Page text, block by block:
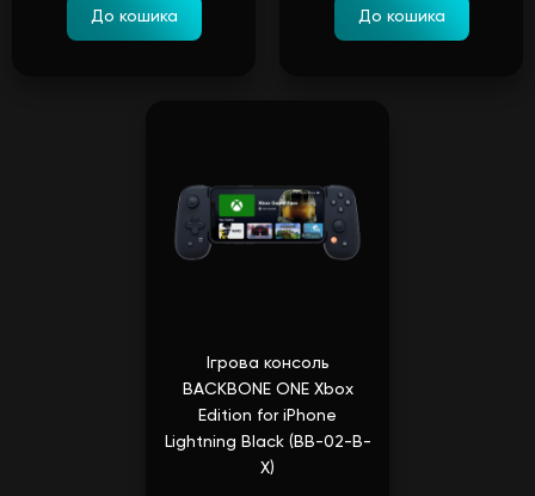
До кошика До кошика
Ігрова консоль
BACKBONE ONE Xbox
Edition for iPhone
Lightning Black (BB-02-B-
X)